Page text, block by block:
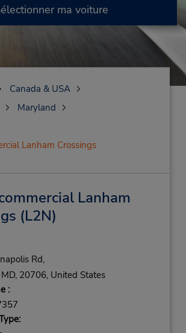
ma voiture
Canada & USA
Maryland
Lanham Crossings
Lanham
(L2N)
Rd,
MD, 20706, United States
: